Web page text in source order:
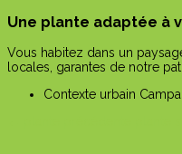
Une plante adaptée à
Vous habitez dans un
locales, garantes de notre
Contexte urbain